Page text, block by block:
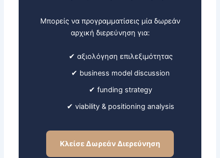
Μπορείς να προγραμματίσεις μία δωρεάν
αρχική διερεύνηση για:
✔ αξιολόγηση επιλεξιμότητας
✔ business model discussion
✔ funding strategy
✔ viability & positioning analysis
Κλείσε Δωρεάν Διερεύνηση